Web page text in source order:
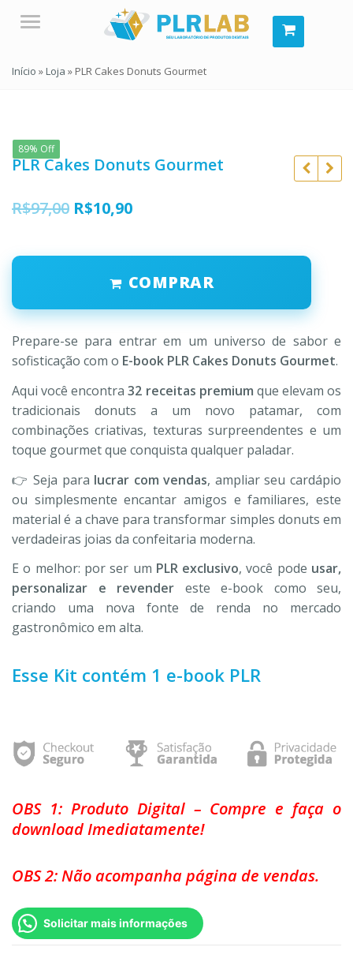
Menu
Início »Loja » PLR Cakes Donuts Gourmet
89% Off
PLR Cakes Donuts Gourmet
R$97,00 O
original
R$97,00.
R$10,90O
atual
é:
R$10,90.
COMPRAR
Prepare-se para entrar em um universo de sabor e
sofisticação com o E-book PLR Cakes Donuts Gourmet.
Aqui você encontra32 receitas premium que elevam os
tradicionais donuts a um novo patamar, com
combinações criativas, texturas surpreendentes e um
toque gourmet que conquista qualquer paladar.
👉 Seja para lucrar com vendas, ampliar seu cardápio
ou simplesmente encantar amigos e familiares, este
material é a chave para transformar simples donuts em
verdadeiras joias da confeitaria moderna.
E o melhor: por ser um PLR exclusivo, você pode usar,
personalizar e revender este e-book como seu,
criando uma nova fonte de renda no mercado
gastronômico em alta.
Esse Kit contém 1 e-book PLR
OBS 1: Produto Digital – Compre e faça o
download Imediatamente!
OBS 2: Não acompanha página de vendas.
Solicitar mais informações